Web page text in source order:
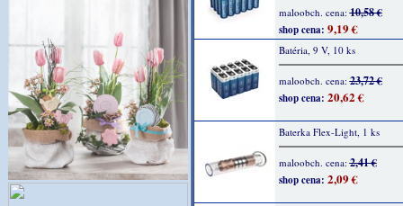
maloobch. cena:10,58 €
shop cena: 9,19 €
Batéria, 9 V, 10 ks
maloobch. cena:23,72 €
shop cena: 20,62 €
Baterka Flex-Light, 1 ks
maloobch. cena:2,41 €
shop cena: 2,09 €